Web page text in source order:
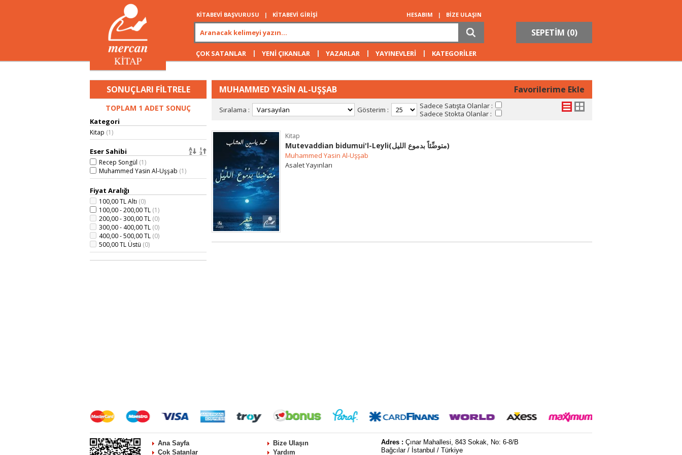
KİTABEVİ BAŞVURUSU | KİTABEVİ GİRİŞİ HESABIM | BİZE ULAŞIN
SEPETİM (0)
ÇOK SATANLAR | YENİ ÇIKANLAR | YAZARLAR | YAYINEVLERİ | KATEGORİLER
SONUÇLARI FİLTRELE
TOPLAM 1 ADET SONUÇ
Kategori
Kitap (1)
Eser Sahibi
Recep Songül (1)
Muhammed Yasin Al-Uşşab (1)
Fiyat Aralığı
100,00 TL Altı (0)
100,00 - 200,00 TL (1)
200,00 - 300,00 TL (0)
300,00 - 400,00 TL (0)
400,00 - 500,00 TL (0)
500,00 TL Üstü (0)
MUHAMMED YASİN AL-UŞŞAB Favorilerime Ekle
Sıralama : Gösterim :
Sadece Satışta Olanlar :
Sadece Stokta Olanlar :
Kitap
Mutevaddian bidumui'l-Leyli(متوضِّئاً بدموع الليل)
Muhammed Yasin Al-Uşşab
Asalet Yayınları
Ana Sayfa
Çok Satanlar
Bize Ulaşın
Yardım
Adres :Çınar Mahallesi, 843 Sokak, No: 6-8/B
Bağcılar / İstanbul / Türkiye